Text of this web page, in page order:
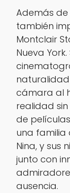
Además de
también
Montclair
Nueva
cámara al
realidad
de
una familia
Nina, y sus
junto con
ausencia.